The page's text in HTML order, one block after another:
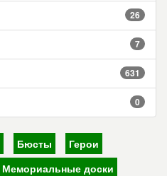
26
7
631
0
Бюсты
Герои
Мемориальные доски